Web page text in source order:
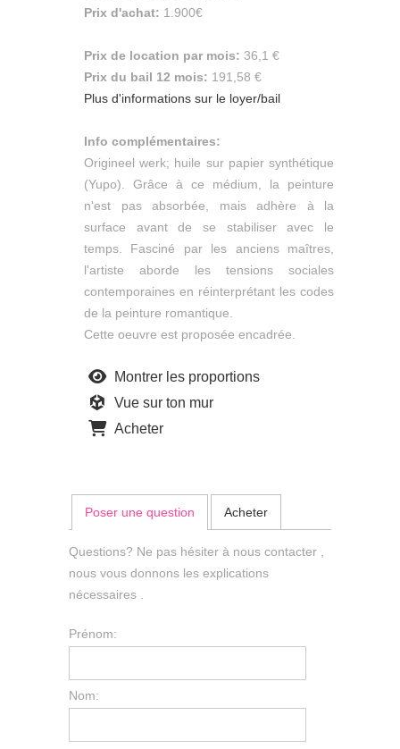
Prix d'achat: 1.900€
Prix de location par mois: 36,1 €
Prix du bail 12 mois: 191,58 €
Plus d'informations sur le loyer/bail
Info complémentaires:
Origineel werk; huile sur papier synthétique
(Yupo). Grâce à ce médium, la peinture
n'est pas absorbée, mais adhère à la
surface avant de se stabiliser avec le
temps. Fasciné par les anciens maîtres,
l'artiste aborde les tensions sociales
contemporaines en réinterprétant les codes
de la peinture romantique.
Cette oeuvre est proposée encadrée.
Montrer les proportions
Vue sur ton mur
Acheter
Poser une question Acheter
Questions? Ne pas hésiter à nous contacter ,
nous vous donnons les explications
nécessaires .
Prénom:
Nom: